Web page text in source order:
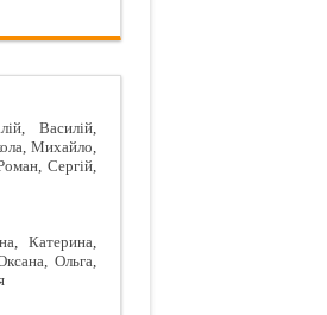
, Василій,
, Михайло,
, Сергій,
, Катерина,
, Ольга,